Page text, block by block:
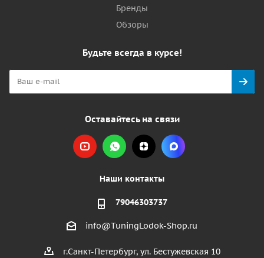
Бренды
Обзоры
Будьте всегда в курсе!
Оставайтесь на связи
Наши контакты
79046303737
info@TuningLodok-Shop.ru
г.Санкт-Петербург, ул. Бестужевская 10